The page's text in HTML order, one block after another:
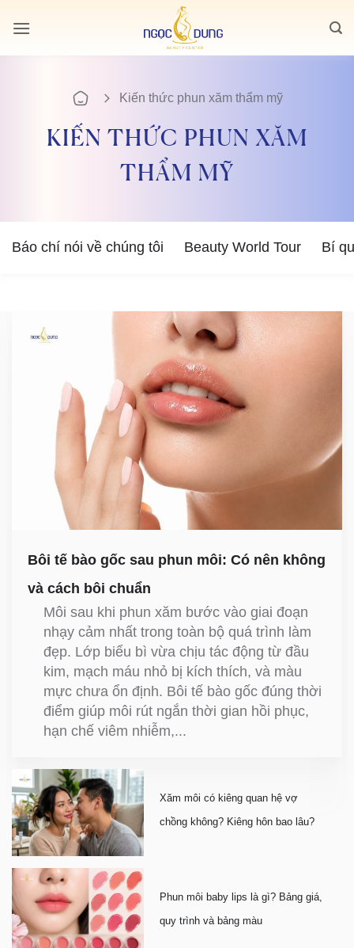
qua
Kiến thức phun xăm thẩm mỹ
KIẾN THỨC PHUN XĂM
THẨM MỸ
Báo chí nói về chúng tôi Beauty World Tour Bí
Bôi tế bào gốc sau phun môi: Có nên không
và cách bôi chuẩn
Môi sau khi phun xăm bước vào giai đoạn
nhạy cảm nhất trong toàn bộ quá trình làm
đẹp. Lớp biểu bì vừa chịu tác động từ đầu
kim, mạch máu nhỏ bị kích thích, và màu
mực chưa ổn định. Bôi tế bào gốc đúng thời
điểm giúp môi rút ngắn thời gian hồi phục,
hạn chế viêm nhiễm,...
Xăm môi có kiêng quan hệ vợ
chồng không? Kiêng hôn bao lâu?
Phun môi baby lips là gì? Bảng giá,
quy trình và bảng màu